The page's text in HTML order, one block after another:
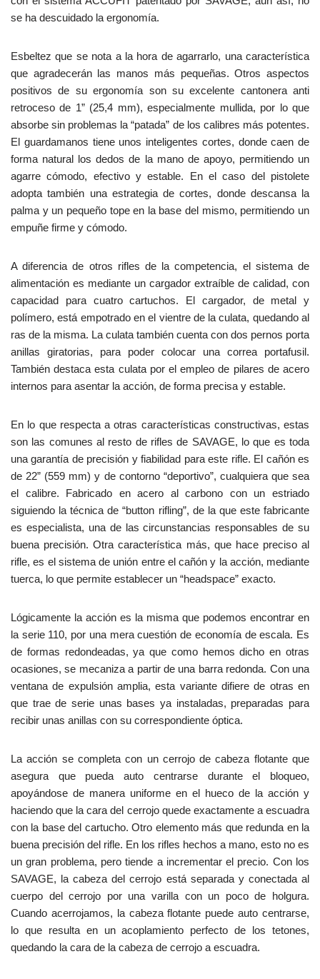
se ha descuidado la ergonomía.
Esbeltez que se nota a la hora de agarrarlo, una característica
que agradecerán las manos más pequeñas. Otros aspectos
positivos de su ergonomía son su excelente cantonera anti
retroceso de 1” (25,4 mm), especialmente mullida, por lo que
absorbe sin problemas la “patada” de los calibres más potentes.
El guardamanos tiene unos inteligentes cortes, donde caen de
forma natural los dedos de la mano de apoyo, permitiendo un
agarre cómodo, efectivo y estable. En el caso del pistolete
adopta también una estrategia de cortes, donde descansa la
palma y un pequeño tope en la base del mismo, permitiendo un
empuñe firme y cómodo.
A diferencia de otros rifles de la competencia, el sistema de
alimentación es mediante un cargador extraíble de calidad, con
capacidad para cuatro cartuchos. El cargador, de metal y
polímero, está empotrado en el vientre de la culata, quedando al
ras de la misma. La culata también cuenta con dos pernos porta
anillas giratorias, para poder colocar una correa portafusil.
También destaca esta culata por el empleo de pilares de acero
internos para asentar la acción, de forma precisa y estable.
En lo que respecta a otras características constructivas, estas
son las comunes al resto de rifles de SAVAGE, lo que es toda
una garantía de precisión y fiabilidad para este rifle. El cañón es
de 22” (559 mm) y de contorno “deportivo”, cualquiera que sea
el calibre. Fabricado en acero al carbono con un estriado
siguiendo la técnica de “button rifling”, de la que este fabricante
es especialista, una de las circunstancias responsables de su
buena precisión. Otra característica más, que hace preciso al
rifle, es el sistema de unión entre el cañón y la acción, mediante
tuerca, lo que permite establecer un “headspace” exacto.
Lógicamente la acción es la misma que podemos encontrar en
la serie 110, por una mera cuestión de economía de escala. Es
de formas redondeadas, ya que como hemos dicho en otras
ocasiones, se mecaniza a partir de una barra redonda. Con una
ventana de expulsión amplia, esta variante difiere de otras en
que trae de serie unas bases ya instaladas, preparadas para
recibir unas anillas con su correspondiente óptica.
La acción se completa con un cerrojo de cabeza flotante que
asegura que pueda auto centrarse durante el bloqueo,
apoyándose de manera uniforme en el hueco de la acción y
haciendo que la cara del cerrojo quede exactamente a escuadra
con la base del cartucho. Otro elemento más que redunda en la
buena precisión del rifle. En los rifles hechos a mano, esto no es
un gran problema, pero tiende a incrementar el precio. Con los
SAVAGE, la cabeza del cerrojo está separada y conectada al
cuerpo del cerrojo por una varilla con un poco de holgura.
Cuando acerrojamos, la cabeza flotante puede auto centrarse,
lo que resulta en un acoplamiento perfecto de los tetones,
quedando la cara de la cabeza de cerrojo a escuadra.